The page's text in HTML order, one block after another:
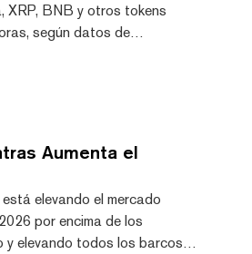
XRP, BNB y otros tokens
según datos de
30 principales altcoins,
Aumenta el
elevando el mercado
por encima de los
elevando todos los barcos.